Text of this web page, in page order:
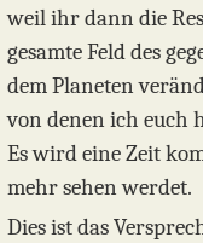
weil ihr dann die
gesamte Feld des
dem Planeten
von denen ich euch
Es wird eine Zeit
mehr sehen werdet.
Dies ist das